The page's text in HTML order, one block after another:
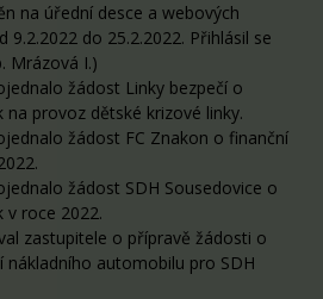
na úřední desce a webových
9.2.2022 do 25.2.2022. Přihlásil se
Mrázová I.)
žádost Linky bezpečí o
na provoz dětské krizové linky.
žádost FC Znakon o finanční
žádost SDH Sousedovice o
v roce 2022.
zastupitele o přípravě žádosti o
nákladního automobilu pro SDH